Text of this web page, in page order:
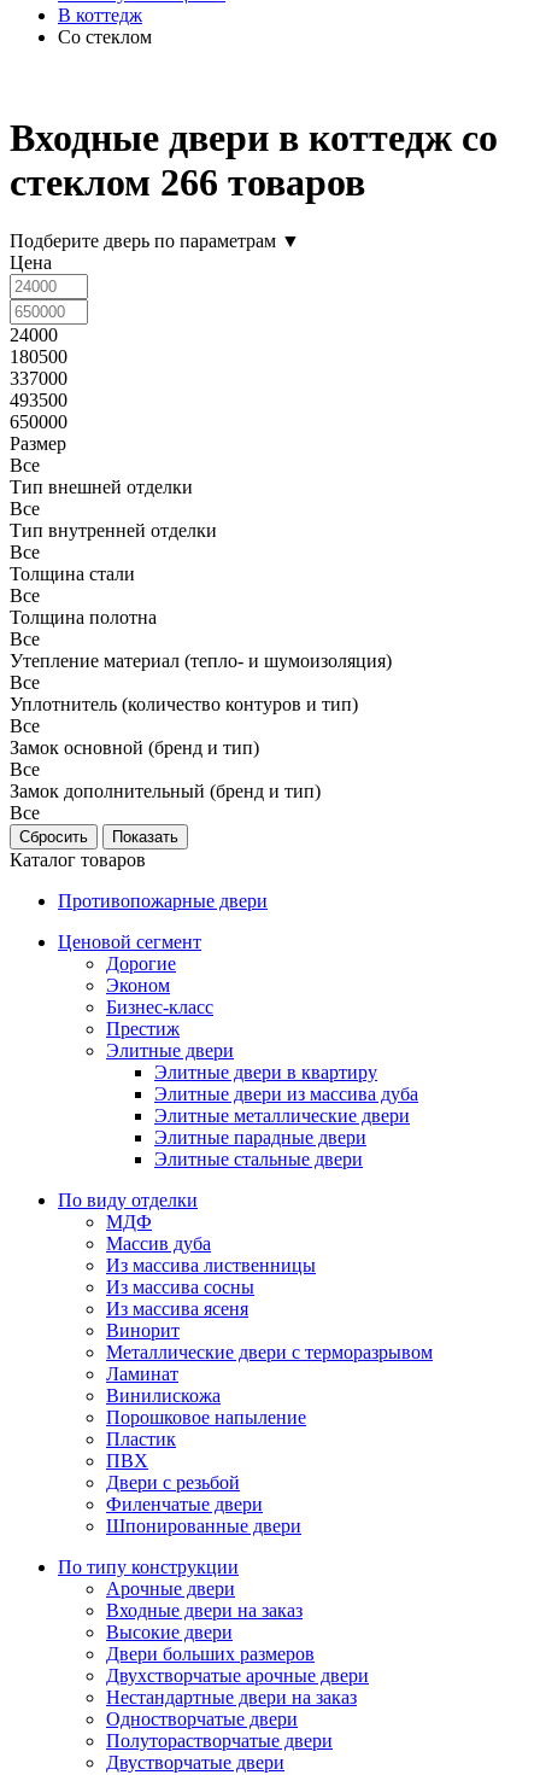
В коттедж
Со стеклом
Входные двери в коттедж со
стеклом 266 товаров
Подберите дверь по параметрам ▼
Цена
24000
180500
337000
493500
650000
Размер
Все
Тип внешней отделки
Все
Тип внутренней отделки
Все
Толщина стали
Все
Толщина полотна
Все
Утепление материал (тепло- и шумоизоляция)
Все
Уплотнитель (количество контуров и тип)
Все
Замок основной (бренд и тип)
Все
Замок дополнительный (бренд и тип)
Все
Каталог товаров
Противопожарные двери
Ценовой сегмент
Дорогие
Эконом
Бизнес-класс
Престиж
Элитные двери
Элитные двери в квартиру
Элитные двери из массива дуба
Элитные металлические двери
Элитные парадные двери
Элитные стальные двери
По виду отделки
МДФ
Массив дуба
Из массива лиственницы
Из массива сосны
Из массива ясеня
Винорит
Металлические двери с терморазрывом
Ламинат
Винилискожа
Порошковое напыление
Пластик
ПВХ
Двери с резьбой
Филенчатые двери
Шпонированные двери
По типу конструкции
Арочные двери
Входные двери на заказ
Высокие двери
Двери больших размеров
Двухстворчатые арочные двери
Нестандартные двери на заказ
Одностворчатые двери
Полуторастворчатые двери
Двустворчатые двери